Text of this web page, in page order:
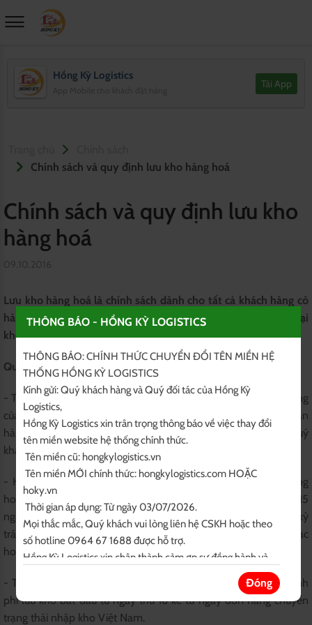
Hồng Kỳ Logistics
Tải App
Chính sách và quy định lưu kho hàng hoá
Chính sách và quy định lưu kho
hàng hoá
Lưu kho hàng hoá là chính sách dành cho tất cả khách hàng có
hàng hoá order và vận chuyển hộ của hongkylogistics.vn tại
kho Việt Nam.
Quy định lưu kho hàng hoá
- Thời điểm nhập kho Việt Nam: Là thời điểm tất cả số kiện hàng
của một đơn hàng đã chuyển trạng thái kho Việt Nam nhận
hàng (Hà Nội hoặc Hồ Chí Minh) và tư vấn đã thông báo tới Quý
khách hàng.
- Hồng Kỳ Logistics có trách nhiệm lưu kho và bảo quản hàng
hoá cho Khách hàng sau khi nhập kho Việt Nam trong vòng 15
ngày. Sau khoảng thời gian này, Hồng Kỳ sẽ không chịu bất kỳ
trách nhiệm nào nếu hàng hoá của Khách hàng bị mất, thất lạc
hoặc bị cơ quan chức năng kiểm tra tịch thu...
- Thời điểm bắt đầu tính phí lưu kho: Đơn hàng bắt đầu bị tính
phí lưu kho bắt đầu từ ngày thứ 16 kể từ ngày đơn hàng chuyển
trạng thái nhập kho Việt Nam.
THÔNG BÁO - HỒNG KỲ LOGISTICS
THÔNG BÁO: CHÍNH THỨC CHUYỂN ĐỔI TÊN MIỀN HỆ
THỐNG HỒNG KỲ LOGISTICS
Kính gửi: Quý khách hàng và Quý đối tác của Hồng Kỳ
Logistics,
Hồng Kỳ Logistics xin trân trọng thông báo về việc thay đổi
tên miền website hệ thống chính thức.
hoky.vn
Mọi thắc mắc, Quý khách vui lòng liên hệ CSKH hoặc theo
số hotline 0964 67 1688 được hỗ trợ.
Hồng Kỳ Logistics xin chân thành cảm ơn sự đồng hành và
BQT Hongkylogistics.com
Đóng